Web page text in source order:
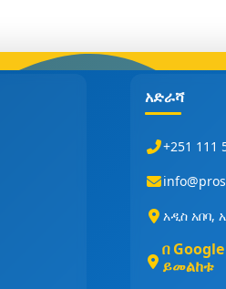
አድራሻ
+251 111
አዲስ አበባ,
በ
ይመልከቱ